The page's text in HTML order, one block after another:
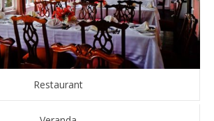
Restaurant